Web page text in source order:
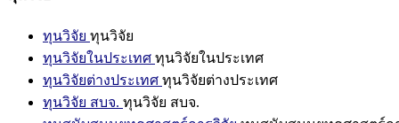
ทุนวิจัย ทุนวิจัย
ทุนวิจัยในประเทศ ทุนวิจัยในประเทศ
ทุนวิจัยต่างประเทศ ทุนวิจัยต่างประเทศ
ทุนวิจัย สบจ. ทุนวิจัย สบจ.